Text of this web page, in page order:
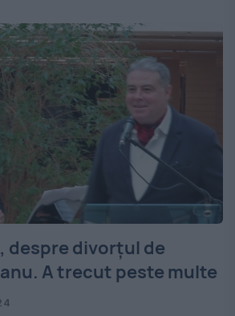
despre divorțul de
A trecut peste multe